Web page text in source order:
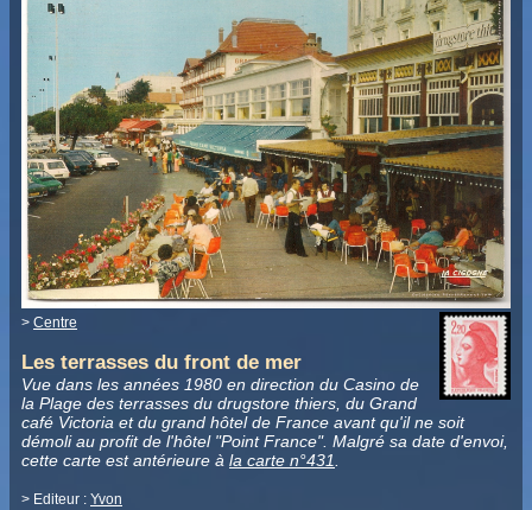
> Centre
Les terrasses du front de mer
Vue dans les années 1980 en direction du Casino de
la Plage des terrasses du drugstore thiers, du Grand
café Victoria et du grand hôtel de France avant qu'il ne soit
démoli au profit de l'hôtel "Point France". Malgré sa date d'envoi,
cette carte est antérieure à la carte n°431
> Editeur : Yvon